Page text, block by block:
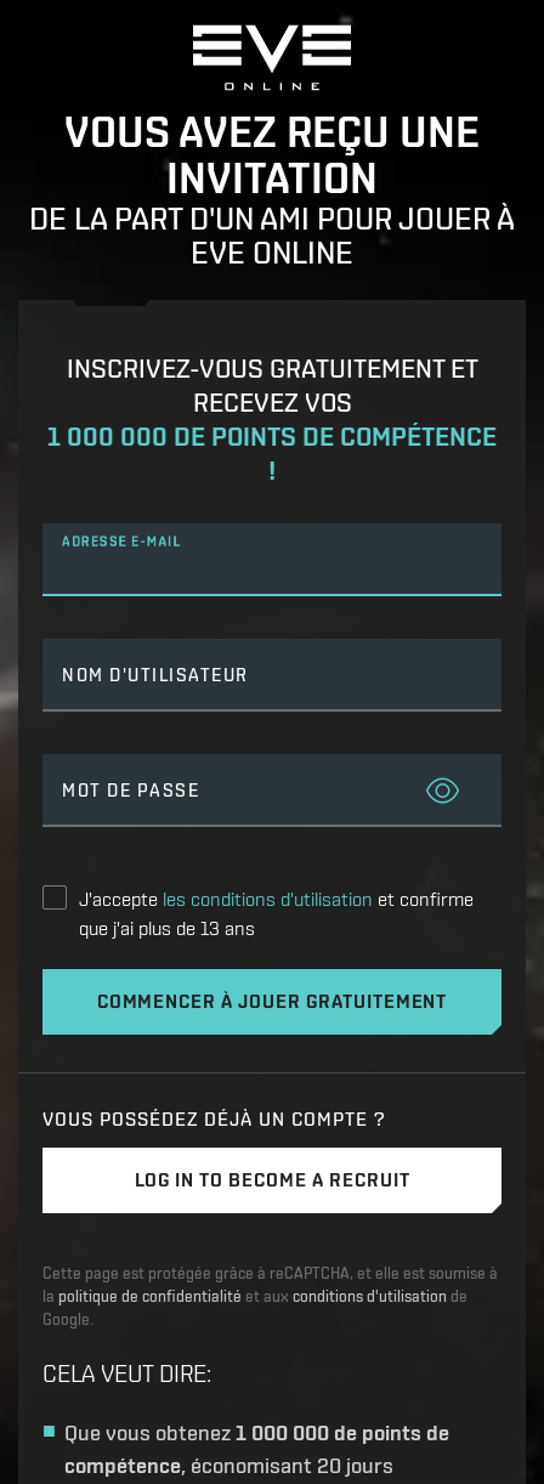
VOUS AVEZ REÇU UNE
INVITATION
DE LA PART D'UN AMI POUR JOUER À
EVE ONLINE
INSCRIVEZ-VOUS GRATUITEMENT ET
RECEVEZ VOS
1 000 000 DE POINTS DE COMPÉTENCE
!
ADRESSE E-MAIL
NOM D'UTILISATEUR
MOT DE PASSE
J'accepte les conditions d'utilisation et confirme
que j'ai plus de 13 ans
COMMENCER À JOUER GRATUITEMENT
VOUS POSSÉDEZ DÉJÀ UN COMPTE ?
LOG IN TO BECOME A RECRUIT
Cette page est protégée grâce à reCAPTCHA, et elle est soumise à
la politique de confidentialité et aux conditions d'utilisation de
Google.
CELA VEUT DIRE:
Que vous obtenez1 000 000 de points de
compétence, économisant 20 jours